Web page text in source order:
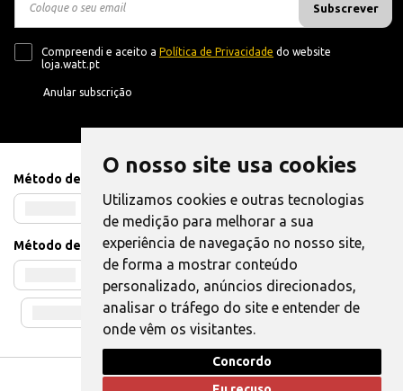
O nosso site usa cookies
Utilizamos cookies e outras tecnologias
de medição para melhorar a sua
experiência de navegação no nosso site,
de forma a mostrar conteúdo
personalizado, anúncios direcionados,
analisar o tráfego do site e entender de
onde vêm os visitantes.
Concordo
Subscrever
Compreendi e aceito a Política de Privacidade do website
loja.watt.pt
Anular subscrição
Método de Pagamento
Método de Envio
Livro de Reclamações | Também pode Elogiar